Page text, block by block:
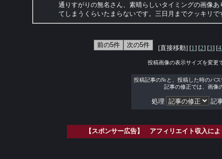
通りすがりの無名さん、素晴らしいタイミングの画像
てしまうくらいたまらないです。三日月までクッキリで
[直接移動] [1 ] [2] [3] [4
投稿画像の表示サイズを変更
投稿記事の№と、投稿した時のパ
記事の修正では、画像
処理 記
【スポンサー広告】 アフィリエイト収入に